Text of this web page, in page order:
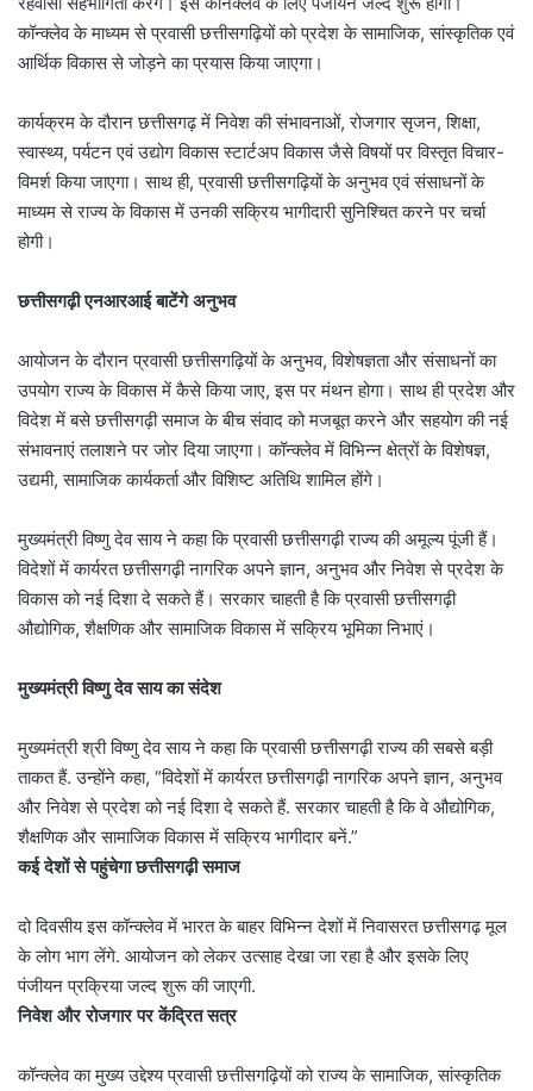
कॉन्क्लेव के माध्यम से प्रवासी छत्तीसगढ़ियों को प्रदेश के सामाजिक, सांस्कृतिक एवं
आर्थिक विकास से जोड़ने का प्रयास किया जाएगा।
कार्यक्रम के दौरान छत्तीसगढ़ में निवेश की संभावनाओं, रोजगार सृजन, शिक्षा,
स्वास्थ्य, पर्यटन एवं उद्योग विकास स्टार्टअप विकास जैसे विषयों पर विस्तृत विचार-
विमर्श किया जाएगा। साथ ही, प्रवासी छत्तीसगढ़ियों के अनुभव एवं संसाधनों के
माध्यम से राज्य के विकास में उनकी सक्रिय भागीदारी सुनिश्चित करने पर चर्चा
होगी।
छत्तीसगढ़ी एनआरआई बाटेंगे अनुभव
आयोजन के दौरान प्रवासी छत्तीसगढ़ियों के अनुभव, विशेषज्ञता और संसाधनों का
उपयोग राज्य के विकास में कैसे किया जाए, इस पर मंथन होगा। साथ ही प्रदेश और
विदेश में बसे छत्तीसगढ़ी समाज के बीच संवाद को मजबूत करने और सहयोग की नई
संभावनाएं तलाशने पर जोर दिया जाएगा। कॉन्क्लेव में विभिन्न क्षेत्रों के विशेषज्ञ,
उद्यमी, सामाजिक कार्यकर्ता और विशिष्ट अतिथि शामिल होंगे।
मुख्यमंत्री विष्णु देव साय ने कहा कि प्रवासी छत्तीसगढ़ी राज्य की अमूल्य पूंजी हैं।
विदेशों में कार्यरत छत्तीसगढ़ी नागरिक अपने ज्ञान, अनुभव और निवेश से प्रदेश के
विकास को नई दिशा दे सकते हैं। सरकार चाहती है कि प्रवासी छत्तीसगढ़ी
औद्योगिक, शैक्षणिक और सामाजिक विकास में सक्रिय भूमिका निभाएं।
मुख्यमंत्री विष्णु देव साय का संदेश
मुख्यमंत्री श्री विष्णु देव साय ने कहा कि प्रवासी छत्तीसगढ़ी राज्य की सबसे बड़ी
ताकत हैं. उन्होंने कहा, “विदेशों में कार्यरत छत्तीसगढ़ी नागरिक अपने ज्ञान, अनुभव
और निवेश से प्रदेश को नई दिशा दे सकते हैं. सरकार चाहती है कि वे औद्योगिक,
शैक्षणिक और सामाजिक विकास में सक्रिय भागीदार बनें.”
कई देशों से पहुंचेगा छत्तीसगढ़ी समाज
दो दिवसीय इस कॉन्क्लेव में भारत के बाहर विभिन्न देशों में निवासरत छत्तीसगढ़ मूल
के लोग भाग लेंगे. आयोजन को लेकर उत्साह देखा जा रहा है और इसके लिए
पंजीयन प्रक्रिया जल्द शुरू की जाएगी.
निवेश और रोजगार पर केंद्रित सत्र
कॉन्क्लेव का मुख्य उद्देश्य प्रवासी छत्तीसगढ़ियों को राज्य के सामाजिक, सांस्कृतिक